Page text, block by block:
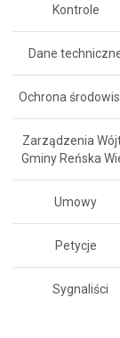
Kontrole
Dane
Ochrona
Zarządzenia
Gminy Reńska
Umowy
Petycje
Sygnaliści